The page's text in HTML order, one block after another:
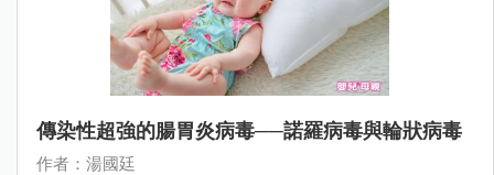
傳染性超強的腸胃炎病毒──諾羅病毒與輪狀病毒
作者：湯國廷